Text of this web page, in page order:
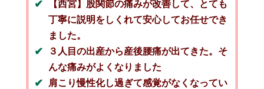
【西宮】股関節の痛みが改善して、とても
丁寧に説明をしくれて安心してお任せでき
ました。
３人目の出産から産後腰痛が出てきた。そ
んな痛みがよくなりました
肩こり慢性化し過ぎて感覚がなくなってい